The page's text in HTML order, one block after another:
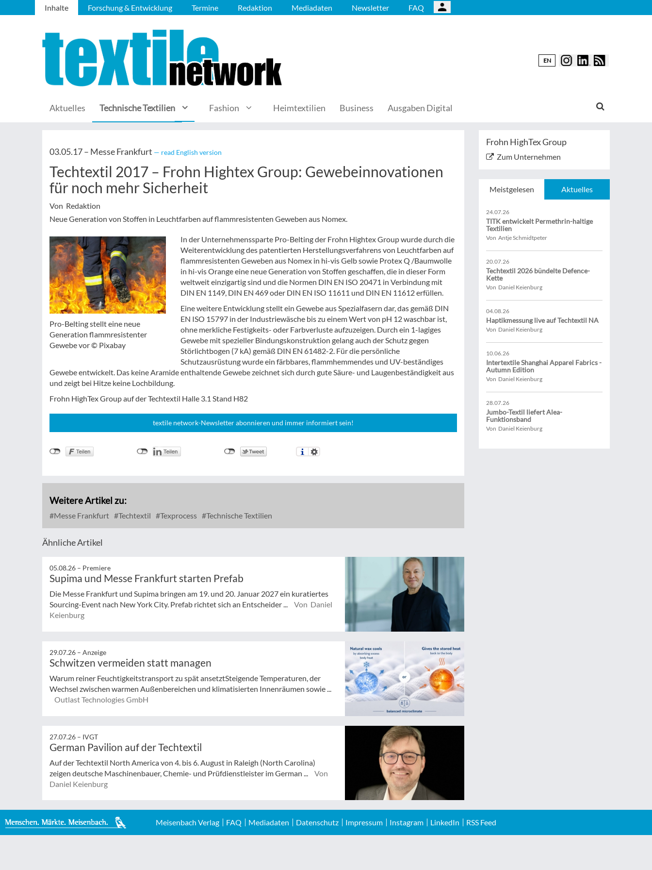
Inhalte Forschung & Entwicklung Termine Redaktion Mediadaten Newsletter FAQ
EN
Aktuelles Technische Textilien Fashion Heimtextilien Business Ausgaben Digital
03.05.17 – Messe Frankfurt — read English version
Techtextil 2017 – Frohn Hightex Group: Gewebeinnovationen
für noch mehr Sicherheit
Von Redaktion
Neue Generation von Stoffen in Leuchtfarben auf flammresistenten Geweben aus Nomex.
Pro-Belting stellt eine neue
Generation flammresistenter
Gewebe vor © Pixabay
In der Unternehmenssparte Pro-Belting der Frohn Hightex Group wurde durch die
Weiterentwicklung des patentierten Herstellungsverfahrens von Leuchtfarben auf
flammresistenten Geweben aus Nomex in hi-vis Gelb sowie Protex Q /Baumwolle
in hi-vis Orange eine neue Generation von Stoffen geschaffen, die in dieser Form
weltweit einzigartig sind und die Normen DIN EN ISO 20471 in Verbindung mit
DIN EN 1149, DIN EN 469 oder DIN EN ISO 11611 und DIN EN 11612 erfüllen.
Eine weitere Entwicklung stellt ein Gewebe aus Spezialfasern dar, das gemäß DIN
EN ISO 15797 in der Industriewäsche bis zu einem Wert von pH 12 waschbar ist,
ohne merkliche Festigkeits- oder Farbverluste aufzuzeigen. Durch ein 1-lagiges
Gewebe mit spezieller Bindungskonstruktion gelang auch der Schutz gegen
Störlichtbogen (7 kA) gemäß DIN EN 61482-2. Für die persönliche
Schutzausrüstung wurde ein färbbares, flammhemmendes und UV-beständiges
Gewebe entwickelt. Das keine Aramide enthaltende Gewebe zeichnet sich durch gute Säure- und Laugenbeständigkeit aus
und zeigt bei Hitze keine Lochbildung.
Frohn HighTex Group auf der Techtextil Halle 3.1 Stand H82
textile network-Newsletter abonnieren und immer informiert sein!
Weitere Artikel zu:
Messe Frankfurt Techtextil Texprocess Technische Textilien
Ähnliche Artikel
05.08.26 – Premiere
Supima und Messe Frankfurt starten Prefab
Die Messe Frankfurt und Supima bringen am 19. und 20. Januar 2027 ein kuratiertes
Sourcing-Event nach New York City. Prefab richtet sich an Entscheider ...
Von Daniel
Keienburg
29.07.26 – Anzeige
Schwitzen vermeiden statt managen
Warum reiner Feuchtigkeitstransport zu spät ansetztSteigende Temperaturen, der
Wechsel zwischen warmen Außenbereichen und klimatisierten Innenräumen sowie ...
Outlast Technologies GmbH
27.07.26 – IVGT
German Pavilion auf der Techtextil
Auf der Techtextil North America von 4. bis 6. August in Raleigh (North Carolina)
zeigen deutsche Maschinenbauer, Chemie- und Prüfdienstleister im German ...
Von
Daniel Keienburg
Frohn HighTex Group
Zum Unternehmen
Meistgelesen Aktuelles
24.07.26
TITK entwickelt Permethrin-haltige
Textilien
Von Antje Schmidtpeter
20.07.26
Techtextil 2026 bündelte Defence-
Kette
Von Daniel Keienburg
04.08.26
Haptikmessung live auf Techtextil NA
Von Daniel Keienburg
10.06.26
Intertextile Shanghai Apparel Fabrics -
Autumn Edition
Von Daniel Keienburg
28.07.26
Jumbo-Textil liefert Alea-
Funktionsband
Von Daniel Keienburg
Meisenbach Verlag FAQ Mediadaten Datenschutz Impressum Instagram LinkedIn RSS Feed